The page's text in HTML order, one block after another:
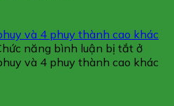
và 4 phuy thành cao khác
năng bình luận bị tắtở
và 4 phuy thành cao khác